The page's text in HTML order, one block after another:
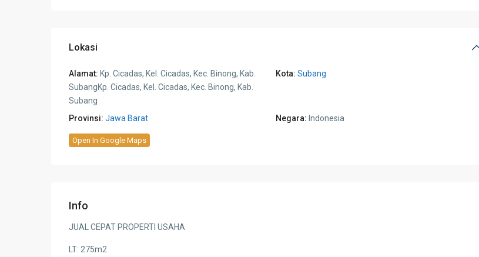
Lokasi
Alamat: Kp. Cicadas, Kel. Cicadas, Kec. Binong, Kab.
SubangKp. Cicadas, Kel. Cicadas, Kec. Binong, Kab.
Subang
Kota: Subang
Provinsi: Jawa Barat Negara: Indonesia
Open In Google Maps
Info
JUAL CEPAT PROPERTI USAHA
LT: 275m2